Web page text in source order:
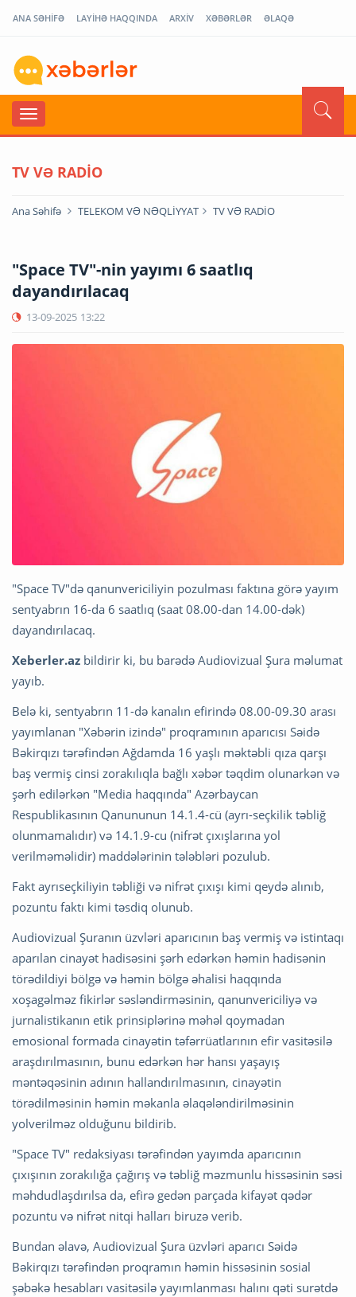
ANA SƏHİFƏ LAYİHƏ HAQQINDA ARXİV XƏBƏRLƏR ƏLAQƏ
TV VƏ RADİO
Ana Səhifə TELEKOM VƏ NƏQLİYYAT TV VƏ RADİO
"Space TV"-nin yayımı 6 saatlıq
dayandırılacaq
13-09-2025 13:22
"Space TV"də qanunvericiliyin pozulması faktına görə yayım
sentyabrın 16-da 6 saatlıq (saat 08.00-dan 14.00-dək)
dayandırılacaq.
Xeberler.az bildirir ki, bu barədə Audiovizual Şura məlumat
yayıb.
Belə ki, sentyabrın 11-də kanalın efirində 08.00-09.30 arası
yayımlanan "Xəbərin izində" proqramının aparıcısı Səidə
Bəkirqızı tərəfindən Ağdamda 16 yaşlı məktəbli qıza qarşı
baş vermiş cinsi zorakılıqla bağlı xəbər təqdim olunarkən və
şərh edilərkən "Media haqqında" Azərbaycan
Respublikasının Qanununun 14.1.4-cü (ayrı-seçkilik təbliğ
olunmamalıdır) və 14.1.9-cu (nifrət çıxışlarına yol
verilməməlidir) maddələrinin tələbləri pozulub.
Fakt ayrıseçkiliyin təbliği və nifrət çıxışı kimi qeydə alınıb,
pozuntu faktı kimi təsdiq olunub.
Audiovizual Şuranın üzvləri aparıcının baş vermiş və istintaqı
aparılan cinayət hadisəsini şərh edərkən həmin hadisənin
törədildiyi bölgə və həmin bölgə əhalisi haqqında
xoşagəlməz fikirlər səsləndirməsinin, qanunvericiliyə və
jurnalistikanın etik prinsiplərinə məhəl qoymadan
emosional formada cinayətin təfərrüatlarının efir vasitəsilə
araşdırılmasının, bunu edərkən hər hansı yaşayış
məntəqəsinin adının hallandırılmasının, cinayətin
törədilməsinin həmin məkanla əlaqələndirilməsinin
yolverilməz olduğunu bildirib.
"Space TV" redaksiyası tərəfindən yayımda aparıcının
çıxışının zorakılığa çağırış və təbliğ məzmunlu hissəsinin səsi
məhdudlaşdırılsa da, efirə gedən parçada kifayət qədər
pozuntu və nifrət nitqi halları biruzə verib.
Bundan əlavə, Audiovizual Şura üzvləri aparıcı Səidə
Bəkirqızı tərəfindən proqramın həmin hissəsinin sosial
şəbəkə hesabları vasitəsilə yayımlanması halını qəti surətdə